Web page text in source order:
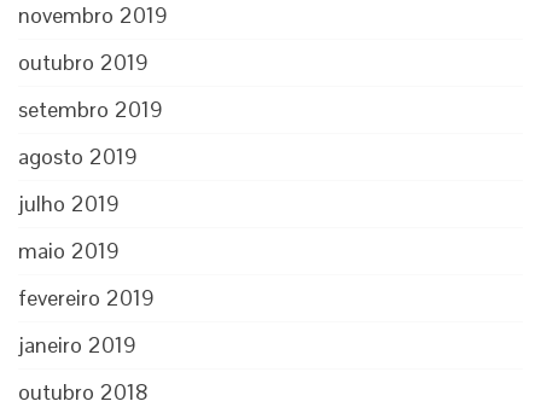
novembro 2019
outubro 2019
setembro 2019
agosto 2019
julho 2019
maio 2019
fevereiro 2019
janeiro 2019
outubro 2018